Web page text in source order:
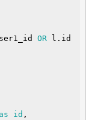
OR l.id
as id ,